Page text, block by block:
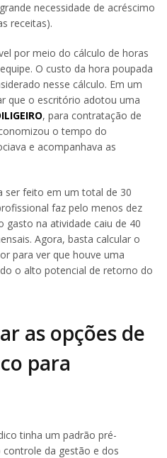
necessidade de acréscimo
receitas).
por meio do cálculo de horas
O custo da hora poupada
nesse cálculo. Em um
que o escritório adotou uma
, para contratação de
o tempo do
e acompanhava as
ser feito em um total de 30
faz pelo menos dez
na atividade caiu de 40
Agora, basta calcular o
para ver que houve uma
o alto potencial de retorno do
as opções de
para
tinha um padrão pré-
da gestão e dos